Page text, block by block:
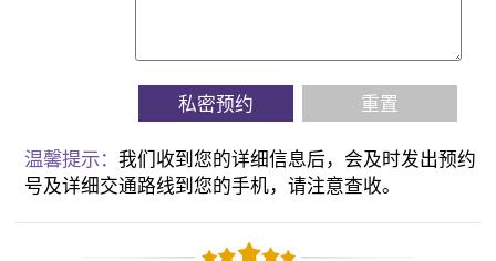
私密预约 重置
温馨提示：我们收到您的详细信息后，会及时发出预约
号及详细交通路线到您的手机，请注意查收。